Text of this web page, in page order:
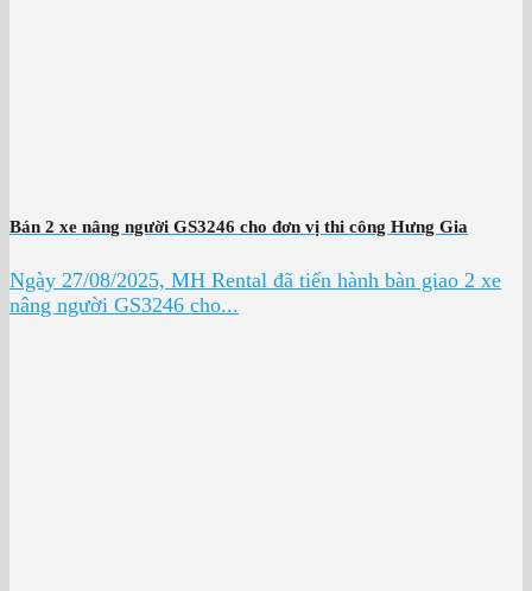
Bán 2 xe nâng người GS3246 cho đơn vị thi công Hưng Gia
Ngày 27/08/2025, MH Rental đã tiến hành bàn giao 2 xe
nâng người GS3246 cho...